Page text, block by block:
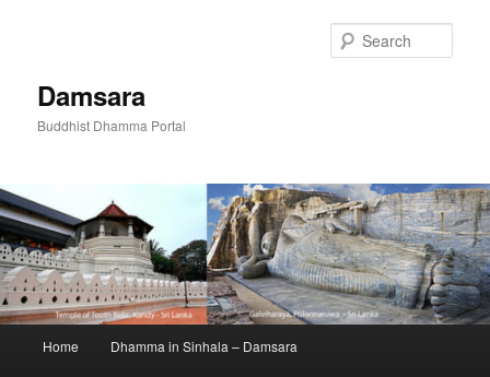
Damsara
Buddhist Dhamma Portal
Home Dhamma in Sinhala – Damsara